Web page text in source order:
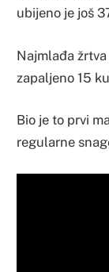
ubijeno je još
Najmlađa
zapaljeno 15
Bio je to prvi
regularne